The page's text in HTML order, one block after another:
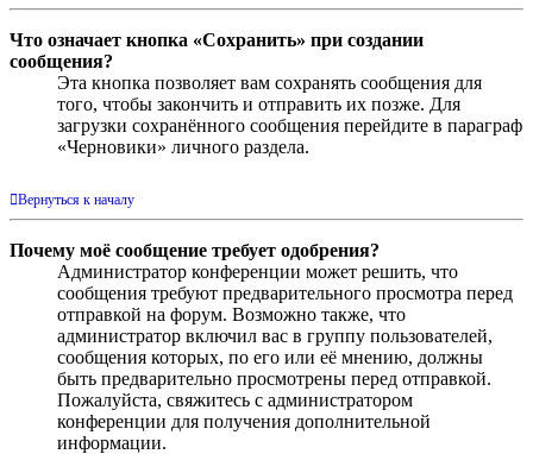
Что означает кнопка «Сохранить» при создании
сообщения?
Эта кнопка позволяет вам сохранять сообщения для
того, чтобы закончить и отправить их позже. Для
загрузки сохранённого сообщения перейдите в параграф
«Черновики» личного раздела.
Вернуться к началу
Почему моё сообщение требует одобрения?
Администратор конференции может решить, что
сообщения требуют предварительного просмотра перед
отправкой на форум. Возможно также, что
администратор включил вас в группу пользователей,
сообщения которых, по его или её мнению, должны
быть предварительно просмотрены перед отправкой.
Пожалуйста, свяжитесь с администратором
конференции для получения дополнительной
информации.